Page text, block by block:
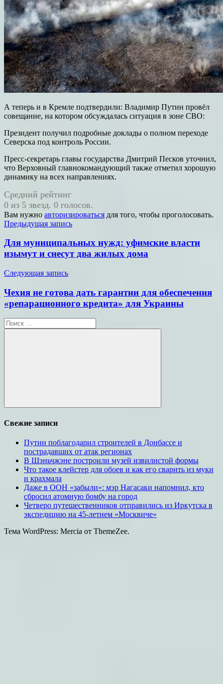
А теперь и в Кремле подтвердили: Владимир Путин провёл
совещание, на котором обсуждалась ситуация в зоне СВО:
Президент получил подробные доклады о полном переходе
Северска под контроль России.
Пресс-секретарь главы государства Дмитрий Песков уточнил,
что Верховный главнокомандующий также отметил хорошую
динамику на всех направлениях.
Средний рейтинг
0 из 5 звезд. 0 голосов.
Вам нужно авторизироваться для того, чтобы проголосовать.
Навигация
по
записям
Предыдущая запись
Для муниципальных нужд: уфимские власти
изымут и снесут два жилых дома
Следующая запись
Чехия не готова дать гарантии для обеспечения
«репарационного кредита» для Украины
Поиск
для:
Поиск
Свежие записи
Путин поблагодарил строителей в Донбассе и
пострадавших от атак регионах
В Шэньчжэне построили музей извилистой формы
Что такое клейстер для обоев и как его сварить из муки
и крахмала
Даже в ООН «забыли»: мэр Нагасаки напомнил, кто
сбросил атомную бомбу на город
Четверо путешественников отправились из Иркутска в
экспедицию на 45-летнем «Москвиче»
Тема WordPress: Mercia от ThemeZee.